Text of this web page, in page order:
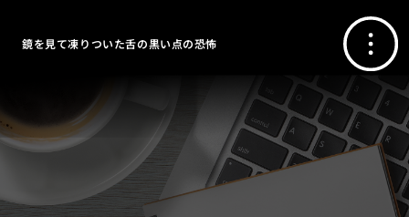
鏡を見て凍りついた舌の黒い点の恐怖